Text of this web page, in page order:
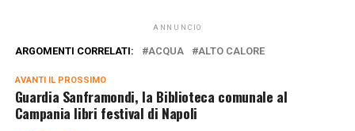
ANNUNCIO
ARGOMENTI CORRELATI: ACQUA ALTO CALORE
AVANTI IL ​​PROSSIMO
Guardia Sanframondi, la Biblioteca comunale al
Campania libri festival di Napoli